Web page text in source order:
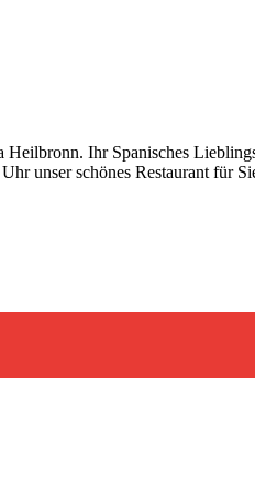
Heilbronn. Ihr Spanisches
unser schönes Restaurant für